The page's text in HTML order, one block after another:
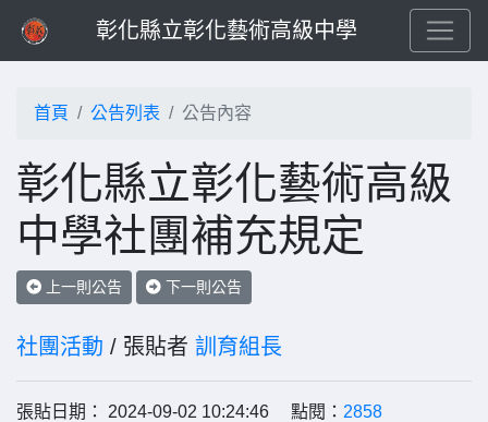
彰化縣立彰化藝術高級中學
首頁 公告列表 公告內容
彰化縣立彰化藝術高級
中學社團補充規定
上一則公告 下一則公告
社團活動 / 張貼者 訓育組長
張貼日期： 2024-09-02 10:24:46 點閱： 2858